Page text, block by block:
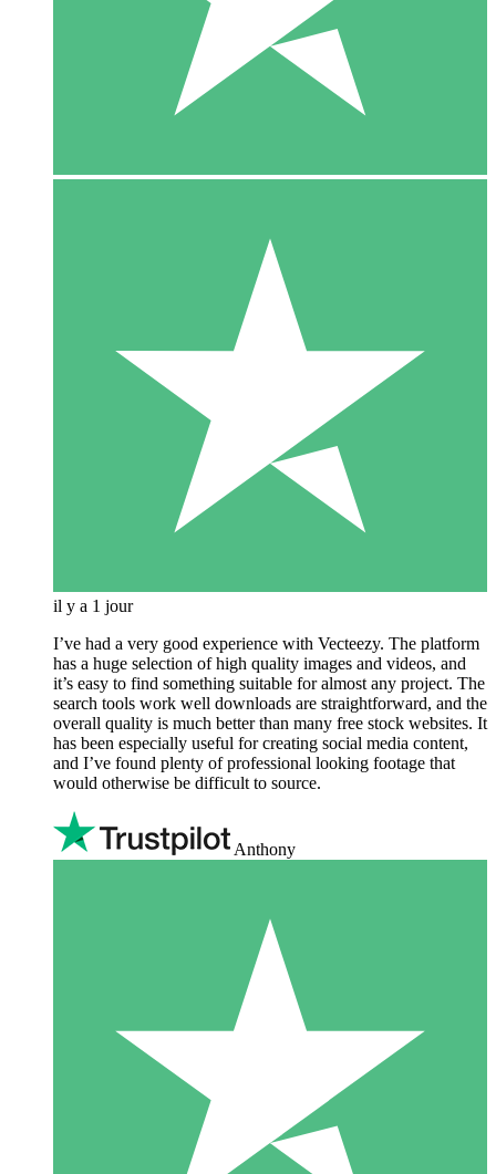
il y a 1 jour
I’ve had a very good experience with Vecteezy. The platform
has a huge selection of high quality images and videos, and
it’s easy to find something suitable for almost any project. The
search tools work well downloads are straightforward, and the
overall quality is much better than many free stock websites. It
has been especially useful for creating social media content,
and I’ve found plenty of professional looking footage that
would otherwise be difficult to source.
Anthony